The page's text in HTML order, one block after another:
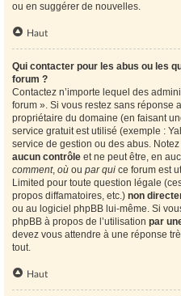
ou en suggérer de nouvelles.
Haut
Qui contacter pour les abus ou les
forum ?
Contactez n’importe lequel des
forum ». Si vous restez sans réponse
propriétaire du domaine (en faisant
service gratuit est utilisé (exemple :
service de gestion ou des abus.
aucun contrôle et ne peut être, en
comment, où ou par qui ce forum est
Limited pour toute question légale
propos diffamatoires, etc.) non
ou au logiciel phpBB lui-même. Si
phpBB à propos de l’utilisation par
devez vous attendre à une réponse
tout.
Haut